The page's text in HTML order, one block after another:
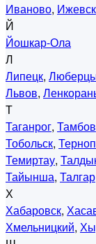
Иваново, Ижевск
Й
Йошкар-Ола
Л
Липецк,
Львов,
Т
Таганрог, Тамбов
Тобольск,
Темиртау,
Тайынша, Талгар
Х
Хабаровск,
Хмельницкий,